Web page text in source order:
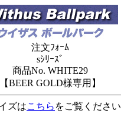
注文ﾌｫｰﾑ
sｼﾘｰｽﾞ
商品No. WHITE29
【BEER GOLD様専用】
ズはこちら をご覧ください